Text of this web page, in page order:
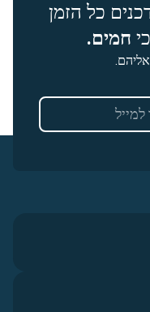
כל הזמן
חמים.